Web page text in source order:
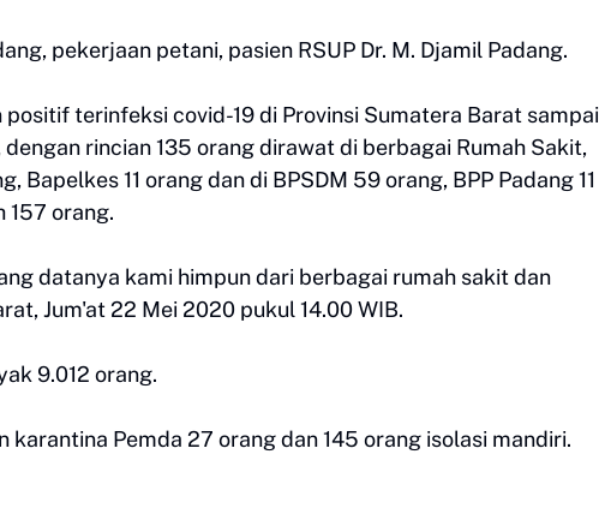
pekerjaan petani, pasien RSUP Dr. M. Djamil Padang.
terinfeksi covid-19 di Provinsi Sumatera Barat sampai
rincian 135 orang dirawat di berbagai Rumah Sakit,
Bapelkes 11 orang dan di BPSDM 59 orang, BPP Padang 11
157 orang.
datanya kami himpun dari berbagai rumah sakit dan
Jum'at 22 Mei 2020 pukul 14.00 WIB.
9.012 orang.
karantina Pemda 27 orang dan 145 orang isolasi mandiri.